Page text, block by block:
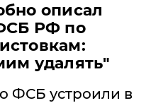
описал
РФ по
удалять"
ФСБ устроили в